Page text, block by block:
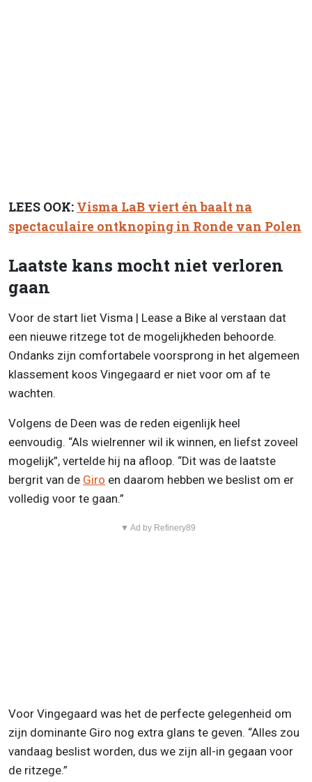
LEES OOK: Visma LaB viert én baalt na
spectaculaire ontknoping in Ronde van Polen
Laatste kans mocht niet verloren
gaan
Voor de start liet Visma | Lease a Bike al verstaan dat
een nieuwe ritzege tot de mogelijkheden behoorde.
Ondanks zijn comfortabele voorsprong in het algemeen
klassement koos Vingegaard er niet voor om af te
wachten.
Volgens de Deen was de reden eigenlijk heel
eenvoudig. “Als wielrenner wil ik winnen, en liefst zoveel
mogelijk”, vertelde hij na afloop. “Dit was de laatste
bergrit van de Giro en daarom hebben we beslist om er
volledig voor te gaan.”
▼ Ad by Refinery89
Voor Vingegaard was het de perfecte gelegenheid om
zijn dominante Giro nog extra glans te geven. “Alles zou
vandaag beslist worden, dus we zijn all-in gegaan voor
de ritzege.”